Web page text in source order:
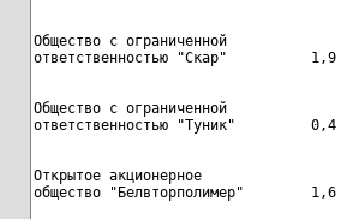
Общество с ограниченной
Общество с ограниченной
Открытое акционерное